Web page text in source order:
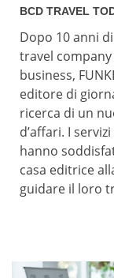
BCD TRAVEL
Dopo 10 anni
travel
business,
editore di
ricerca di un
d’affari. I
hanno
casa editrice
guidare il loro